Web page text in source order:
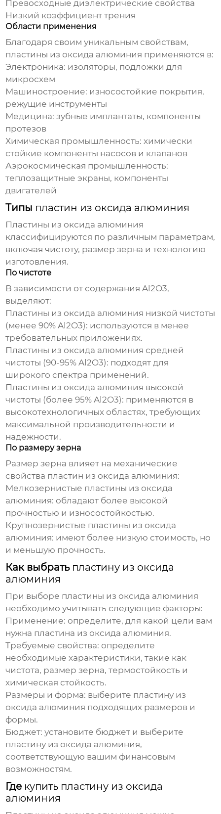
Превосходные диэлектрические свойства
Низкий коэффициент трения
Области применения
Благодаря своим уникальным свойствам,
пластины из оксида алюминия применяются в:
Электроника: изоляторы, подложки для
микросхем
Машиностроение: износостойкие покрытия,
режущие инструменты
Медицина: зубные имплантаты, компоненты
протезов
Химическая промышленность: химически
стойкие компоненты насосов и клапанов
Аэрокосмическая промышленность:
теплозащитные экраны, компоненты
двигателей
Типы пластин из оксида алюминия
Пластины из оксида алюминия
классифицируются по различным параметрам,
включая чистоту, размер зерна и технологию
изготовления.
По чистоте
В зависимости от содержания Al2O3,
выделяют:
Пластины из оксида алюминия низкой чистоты
(менее 90% Al2O3): используются в менее
требовательных приложениях.
Пластины из оксида алюминия средней
чистоты (90-95% Al2O3): подходят для
широкого спектра применений.
Пластины из оксида алюминия высокой
чистоты (более 95% Al2O3): применяются в
высокотехнологичных областях, требующих
максимальной производительности и
надежности.
По размеру зерна
Размер зерна влияет на механические
свойства пластин из оксида алюминия:
Мелкозернистые пластины из оксида
алюминия: обладают более высокой
прочностью и износостойкостью.
Крупнозернистые пластины из оксида
алюминия: имеют более низкую стоимость, но
и меньшую прочность.
Как выбрать пластину из оксида
алюминия
При выборе пластины из оксида алюминия
необходимо учитывать следующие факторы:
Применение: определите, для какой цели вам
нужна пластина из оксида алюминия.
Требуемые свойства: определите
необходимые характеристики, такие как
чистота, размер зерна, термостойкость и
химическая стойкость.
Размеры и форма: выберите пластину из
оксида алюминия подходящих размеров и
формы.
Бюджет: установите бюджет и выберите
пластину из оксида алюминия,
соответствующую вашим финансовым
возможностям.
Где купить пластину из оксида
алюминия